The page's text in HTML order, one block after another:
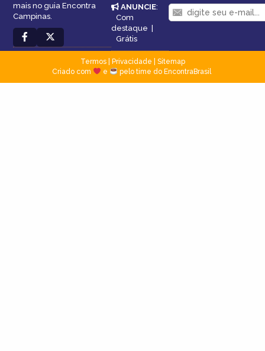
mais no guia Encontra
Campinas.
ANUNCIE:
Com
destaque |
Grátis
Termos| Privacidade
Sitemap
Criado com
e pelo time do EncontraBrasil